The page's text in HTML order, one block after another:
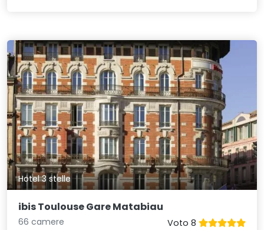
Hotel 3 stelle
ibis Toulouse Gare Matabiau
66 camere
Voto 8